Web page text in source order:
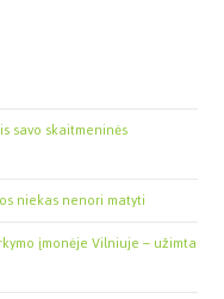
savo skaitmeninės
niekas nenori matyti
įmonėje Vilniuje – užimta